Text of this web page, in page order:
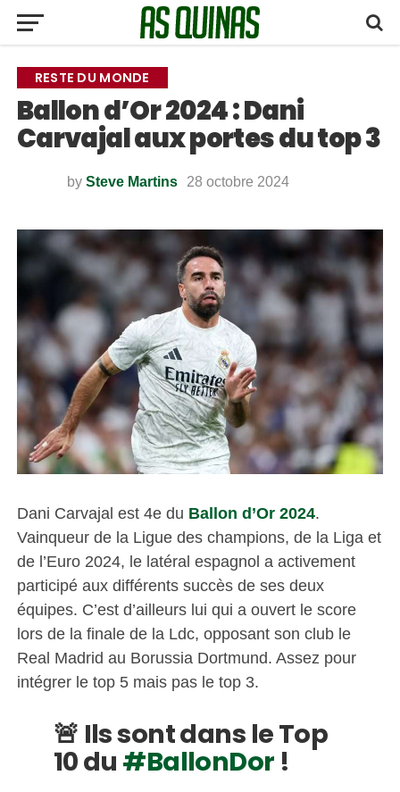
RESTE DU MONDE
Ballon d’Or 2024 : Dani
Carvajal aux portes du top 3
by Steve Martins 28 octobre 2024
Dani Carvajal est 4e du Ballon d’Or 2024.
Vainqueur de la Ligue des champions, de la Liga et
de l’Euro 2024, le latéral espagnol a activement
participé aux différents succès de ses deux
équipes. C’est d’ailleurs lui qui a ouvert le score
lors de la finale de la Ldc, opposant son club le
Real Madrid au Borussia Dortmund. Assez pour
intégrer le top 5 mais pas le top 3.
🚨 Ils sont dans le Top
10 du #BallonDor !